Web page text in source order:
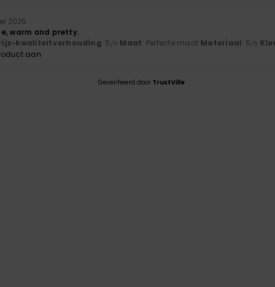
2025
warm and pretty.
kwaliteitverhouding: 5 /5 Maat: Perfecte maat Materiaal: 5/5
aan
Geverifieerd door TrustVille